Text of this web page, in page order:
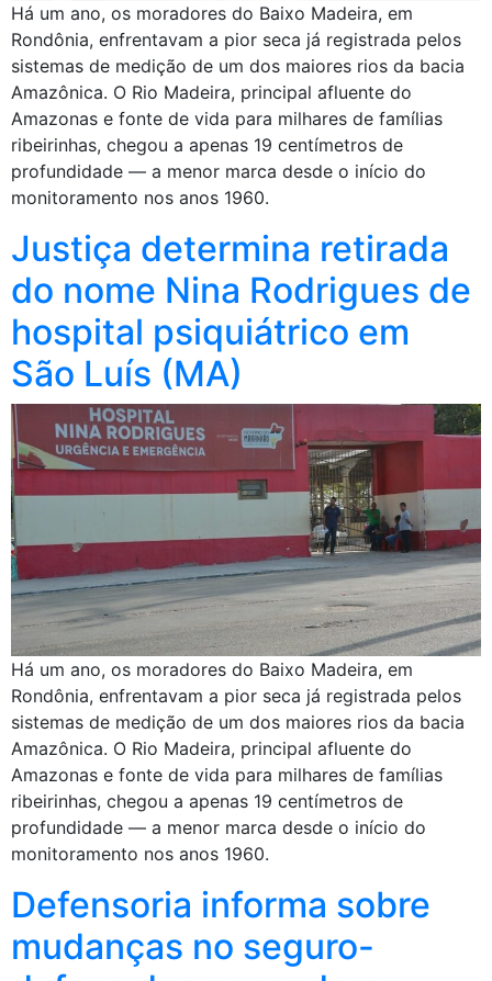
Há um ano, os moradores do Baixo Madeira, em
Rondônia, enfrentavam a pior seca já registrada pelos
sistemas de medição de um dos maiores rios da bacia
Amazônica. O Rio Madeira, principal afluente do
Amazonas e fonte de vida para milhares de famílias
ribeirinhas, chegou a apenas 19 centímetros de
profundidade — a menor marca desde o início do
monitoramento nos anos 1960.
Justiça determina retirada
do nome Nina Rodrigues de
hospital psiquiátrico em
São Luís (MA)
Há um ano, os moradores do Baixo Madeira, em
Rondônia, enfrentavam a pior seca já registrada pelos
sistemas de medição de um dos maiores rios da bacia
Amazônica. O Rio Madeira, principal afluente do
Amazonas e fonte de vida para milhares de famílias
ribeirinhas, chegou a apenas 19 centímetros de
profundidade — a menor marca desde o início do
monitoramento nos anos 1960.
Defensoria informa sobre
mudanças no seguro-